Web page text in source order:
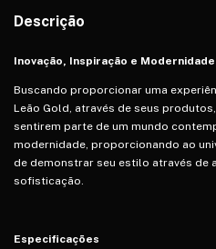
Descrição
Inovação, Inspiração e
Buscando proporcionar uma
Leão Gold, através de seus
sentirem parte de um mundo
modernidade, proporcionando ao
de demonstrar seu estilo através de
sofisticação.
Especificações